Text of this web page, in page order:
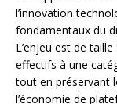
l’innovation
fondamentaux du
L’enjeu est de
effectifs à une
tout en préservant
l’économie de